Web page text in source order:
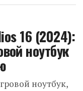
16 (2024):
ноутбук
ноутбук,